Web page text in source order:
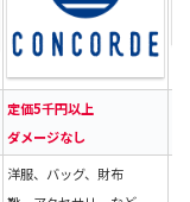
定価5千円以上
ダメージなし
洋服、バッグ、財布